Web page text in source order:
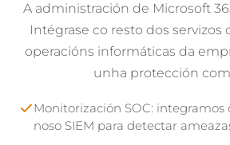
A administración de Microsoft
Intégrase co resto dos servizos
operacións informáticas da
unha protección
Monitorización SOC: integramos
noso SIEM para detectar